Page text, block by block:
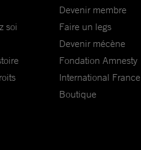
soi
Devenir membre
Faire un legs
Devenir mécène
Fondation Amnesty
International France
Boutique